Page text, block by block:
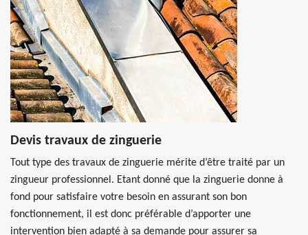
Devis travaux de zinguerie
Tout type des travaux de zinguerie mérite d’être traité par un
zingueur professionnel. Etant donné que la zinguerie donne à
fond pour satisfaire votre besoin en assurant son bon
fonctionnement, il est donc préférable d’apporter une
intervention bien adapté à sa demande pour assurer sa